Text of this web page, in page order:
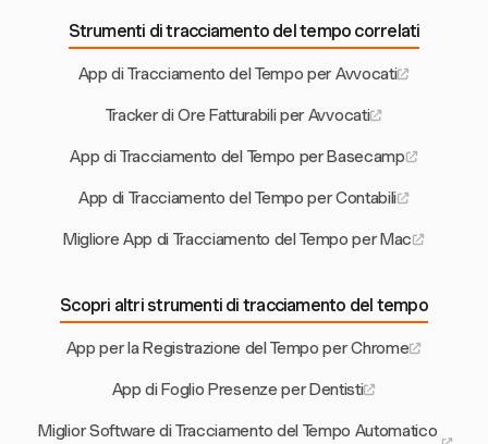
Strumenti di tracciamento del tempo correlati
App di Tracciamento del Tempo per Avvocati
Tracker di Ore Fatturabili per Avvocati
App di Tracciamento del Tempo per Basecamp
App di Tracciamento del Tempo per Contabili
Migliore App di Tracciamento del Tempo per Mac
Scopri altri strumenti di tracciamento del tempo
App per la Registrazione del Tempo per Chrome
App di Foglio Presenze per Dentisti
Miglior Software di Tracciamento del Tempo Automatico